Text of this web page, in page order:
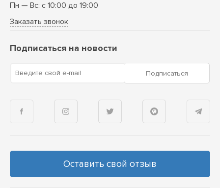
Пн — Вс: с 10:00 до 19:00
Заказать звонок
Подписаться на новости
Введите свой e-mail Подписаться
Оставить свой отзыв